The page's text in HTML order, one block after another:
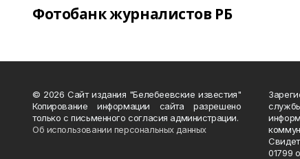
Фотобанк журналистов РБ
© 2026 Сайт издания "Белебеевские известия"
Копирование информации сайта разрешено
только с письменного согласия администрации.
Об использовании персональных данных
01799